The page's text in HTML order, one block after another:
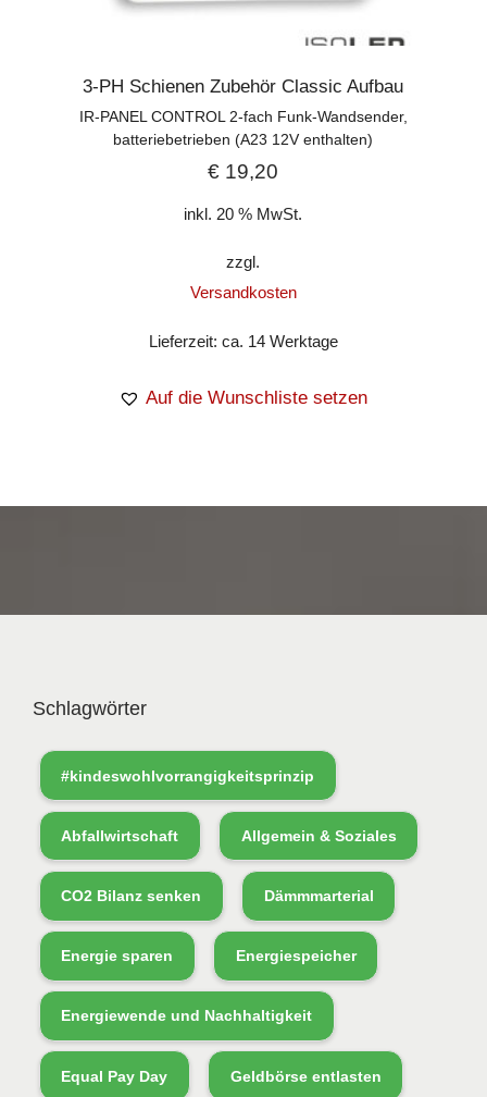
3-PH Schienen Zubehör Classic Aufbau
IR-PANEL CONTROL 2-fach Funk-Wandsender,
batteriebetrieben (A23 12V enthalten)
€ 19,20
inkl. 20 % MwSt.
zzgl.
Versandkosten
Lieferzeit: ca. 14 Werktage
Auf die Wunschliste setzen
Schlagwörter
#kindeswohlvorrangigkeitsprinzip
Abfallwirtschaft Allgemein & Soziales
CO2 Bilanz senken Dämmmarterial
Energie sparen Energiespeicher
Energiewende und Nachhaltigkeit
Equal Pay Day Geldbörse entlasten